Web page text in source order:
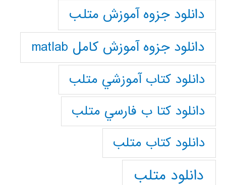
دانلود جزوه آموزش متلب
دانلود جزوه آموزش کامل matlab
دانلود كتاب آموزشي متلب
دانلود كتا ب فارسي متلب
دانلود كتاب متلب
دانلود متلب